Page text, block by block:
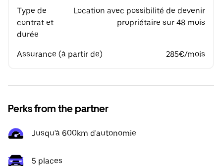
Type de
contrat et
durée
Location avec possibilité de devenir
propriétaire sur 48 mois
Assurance (à partir de) 285€/mois
Perks from the partner
Jusqu'à 600km d'autonomie
5 places